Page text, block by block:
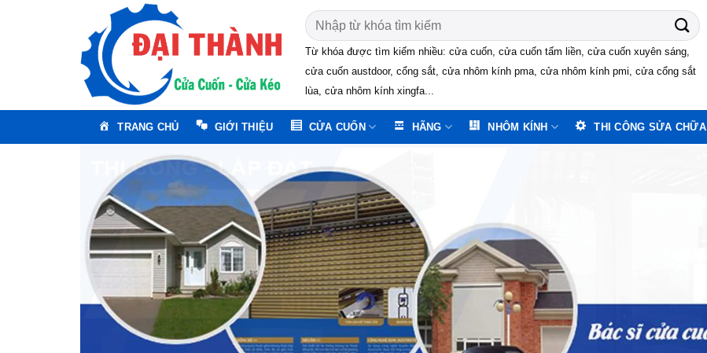
Tìm
kiếm:
Từ khóa được tìm kiếm nhiều: cửa cuốn, cửa cuốn tấm liền, cửa cuốn xuyên sáng,
cửa cuốn austdoor, cổng sắt, cửa nhôm kính pma, cửa nhôm kính pmi, cửa cổng sắt
lùa, cửa nhôm kính xingfa...
TRANG CHỦ GIỚI THIỆU CỬA CUỐN HÃNG NHÔM KÍNH THI CÔNG SỬA CHỮA